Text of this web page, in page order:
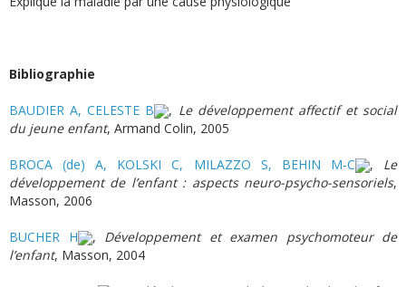
Bibliographie
BAUDIER A, CELESTE B , Le développement affectif et social
du jeune enfant, Armand Colin, 2005
BROCA (de) A, KOLSKI C, MILAZZO S, BEHIN M-C , Le
développement de l’enfant : aspects neuro-psycho-sensoriels,
Masson, 2006
BUCHER H , Développement et examen psychomoteur de
l’enfant, Masson, 2004